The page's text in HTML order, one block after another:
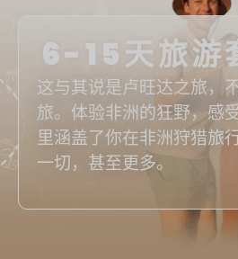
6-15天旅游
这与其说是卢旺达之旅，
旅。体验非洲的狂野，感
里涵盖了你在非洲狩猎旅
一切，甚至更多。